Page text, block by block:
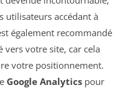
utilisateurs accédant à
également recommandé
vers votre site, car cela
votre positionnement.
Google Analytics pour